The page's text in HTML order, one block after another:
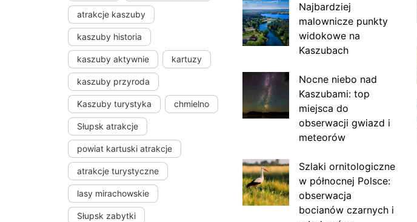
atrakcje kaszuby
kaszuby historia
kaszuby aktywnie kartuzy
kaszuby przyroda
Kaszuby turystyka chmielno
Słupsk atrakcje
powiat kartuski atrakcje
atrakcje turystyczne
lasy mirachowskie
Słupsk zabytki
Najbardziej
malownicze punkty
widokowe na
Kaszubach
Nocne niebo nad
Kaszubami: top
miejsca do
obserwacji gwiazd i
meteorów
Szlaki ornitologiczne
w północnej Polsce:
obserwacja
bocianów czarnych i